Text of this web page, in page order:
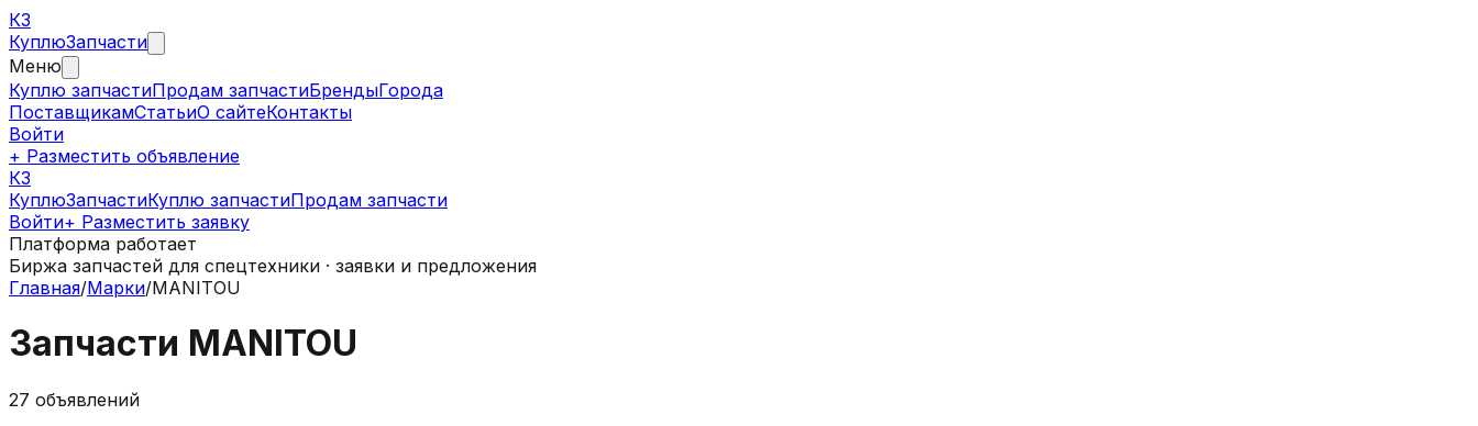
КЗ
КуплюЗапчасти
Меню
Куплю запчастиПродам запчастиБрендыГорода
ПоставщикамСтатьиО сайтеКонтакты
Войти
+ Разместить объявление
КЗ
КуплюЗапчастиКуплю запчастиПродам запчасти
Войти+ Разместить заявку
Платформа работает
Биржа запчастей для спецтехники · заявки и предложения
Главная/Марки/MANITOU
Запчасти MANITOU
27 объявлений